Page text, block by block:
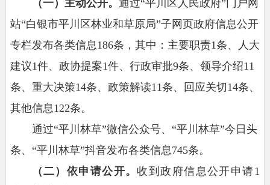
（一）主动公开。 通过“平川区人民政府”门户网
站“白银市平川区林业和草原局”子网页政府信息公开
专栏发布各类信息186条，其中：主要职责1条、人大
建议1件、政协提案1件、行政审批9条、领导介绍11
条、重大决策14条、政策解读11条、回应关切14条、
其他信息122条。
通过“平川林草”微信公众号、“平川林草”今日头
条、“平川林草”抖音发布各类信息745条。
（二） 依申请公开。收到政府信息公开申请1